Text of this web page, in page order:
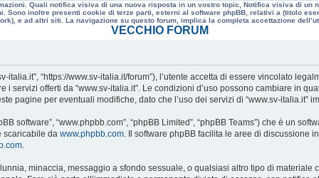
Quali notifica visiva di una nuova risposta in un vostro topic, Notifica visiva di un
Sono inoltre presenti cookie di terze parti, esterni al software phpBB, relativi a (titolo
e ad altri siti. La navigazione su questo forum, implica la completa accettazione
VECCHIO FORUM
italia.it”, “https://www.sv-italia.it/forum”), l’utente accetta di essere vincolato
servizi offerti da “www.sv-italia.it”. Le condizioni d’uso possono cambiare in
pagine per eventuali modifiche, dato che l’uso dei servizi di “www.sv-italia.it”
software”, “www.phpbb.com”, “phpBB Limited”, “phpBB Teams”) che è un
scaricabile da www.phpbb.com. Il software phpBB facilita le aree di discussione
.
minaccia, messaggio a sfondo sessuale, o qualsiasi altro tipo di